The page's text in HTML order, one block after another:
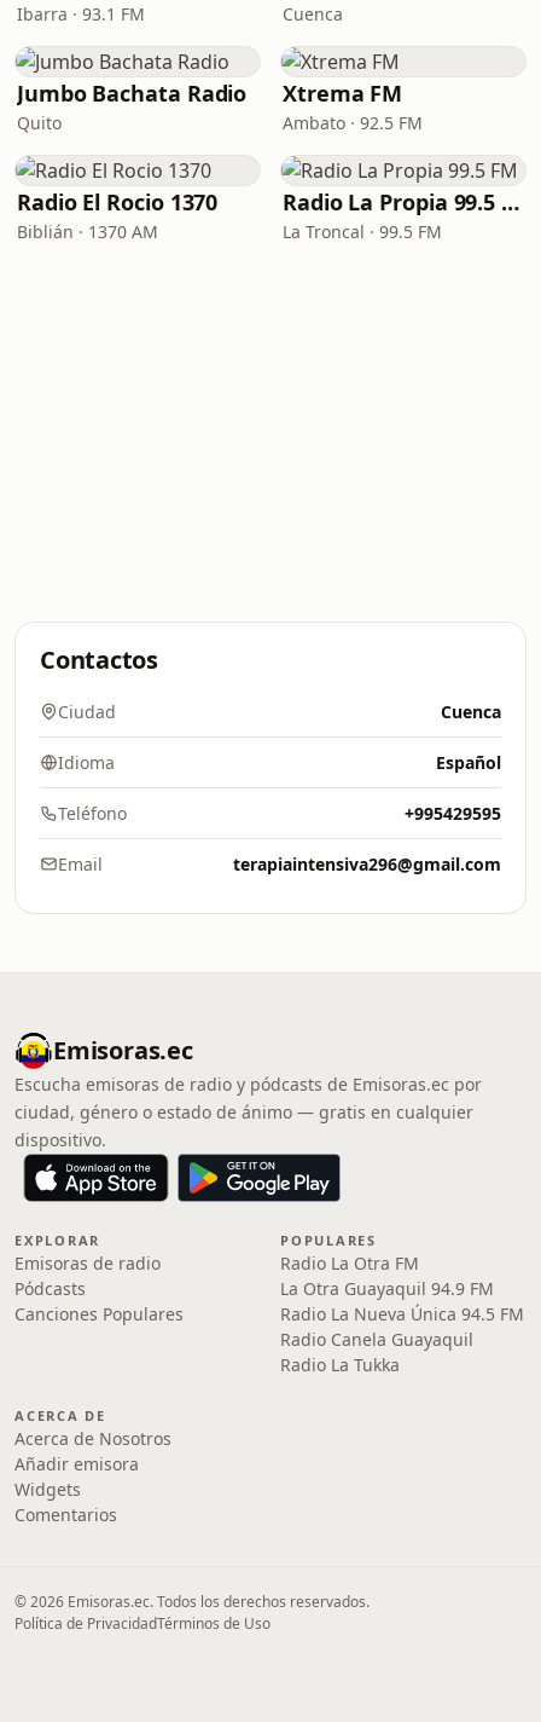
Ibarra · 93.1 FM Cuenca
Jumbo Bachata Radio
Quito
Xtrema FM
Ambato · 92.5 FM
Radio El Rocio 1370
Biblián · 1370 AM
Radio La Propia 99.5 FM
La Troncal · 99.5 FM
Contactos
Ciudad Cuenca
Idioma Español
Teléfono +995429595
Email terapiaintensiva296@gmail.com
Emisoras.ec
Escucha emisoras de radio y pódcasts de Emisoras.ec por
ciudad, género o estado de ánimo — gratis en cualquier
dispositivo.
EXPLORAR
Emisoras de radio
Pódcasts
Canciones Populares
POPULARES
Radio La Otra FM
La Otra Guayaquil 94.9 FM
Radio La Nueva Única 94.5 FM
Radio Canela Guayaquil
Radio La Tukka
ACERCA DE
Acerca de Nosotros
Añadir emisora
Widgets
Comentarios
© 2026 Emisoras.ec. Todos los derechos reservados.
Política de PrivacidadTérminos de Uso